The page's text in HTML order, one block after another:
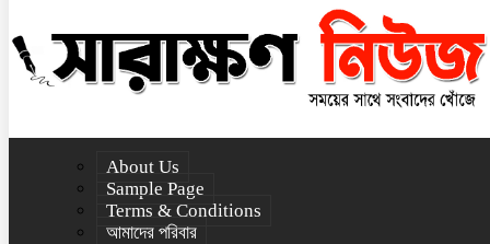
About Us
Sample Page
Terms & Conditions
আমাদের পরিবার